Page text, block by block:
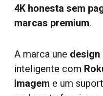
4K honesta sem
marcas premium.
A marca une design
inteligente com
imagem e um